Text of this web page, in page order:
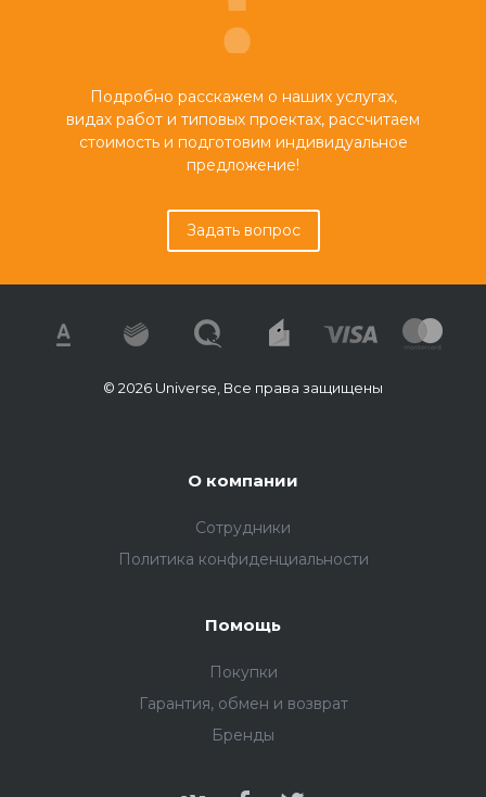
Подробно расскажем о наших услугах,
видах работ и типовых проектах, рассчитаем
стоимость и подготовим индивидуальное
предложение!
Задать вопрос
© 2026 Universe, Все права защищены
О компании
Сотрудники
Политика конфиденциальности
Помощь
Покупки
Гарантия, обмен и возврат
Бренды